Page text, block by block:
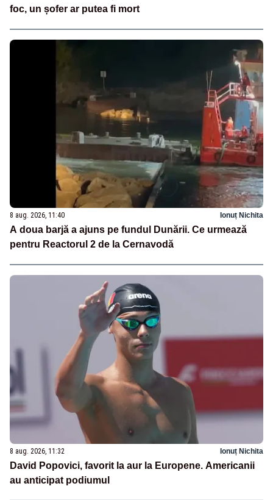
foc, un șofer ar putea fi mort
8 aug. 2026, 11:40 Ionuț Nichita
A doua barjă a ajuns pe fundul Dunării. Ce urmează
pentru Reactorul 2 de la Cernavodă
8 aug. 2026, 11:32 Ionuț Nichita
David Popovici, favorit la aur la Europene. Americanii
au anticipat podiumul